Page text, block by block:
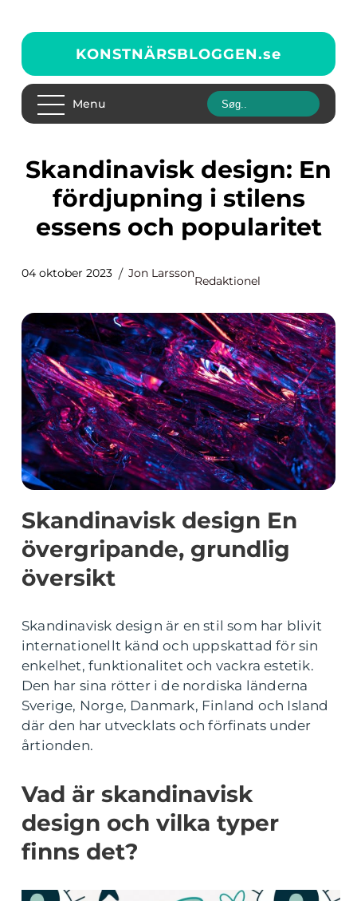
KONSTNÄRSBLOGGEN.se
Menu
Skandinavisk design: En
fördjupning i stilens
essens och popularitet
04 oktober 2023 Jon Larsson
Redaktionel
Skandinavisk design En
övergripande, grundlig
översikt
Skandinavisk design är en stil som har blivit
internationellt känd och uppskattad för sin
enkelhet, funktionalitet och vackra estetik.
Den har sina rötter i de nordiska länderna
Sverige, Norge, Danmark, Finland och Island
där den har utvecklats och förfinats under
årtionden.
Vad är skandinavisk
design och vilka typer
finns det?